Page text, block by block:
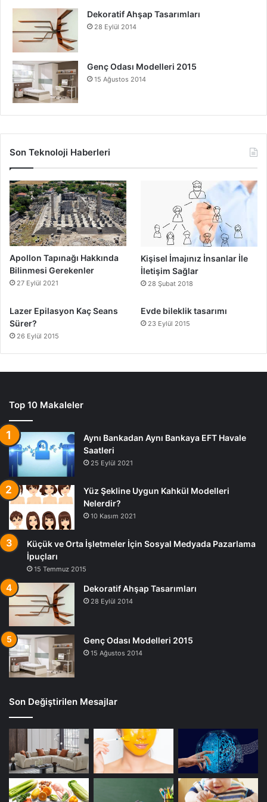
Dekoratif Ahşap Tasarımları
28 Eylül 2014
Genç Odası Modelleri 2015
15 Ağustos 2014
Son Teknoloji Haberleri
Apollon Tapınağı Hakkında
Bilinmesi Gerekenler
27 Eylül 2021
Kişisel İmajınız İnsanlar İle
İletişim Sağlar
28 Şubat 2018
Lazer Epilasyon Kaç Seans
Sürer?
26 Eylül 2015
Evde bileklik tasarımı
23 Eylül 2015
Top 10 Makaleler
Aynı Bankadan Aynı Bankaya EFT Havale
Saatleri
25 Eylül 2021
Yüz Şekline Uygun Kahkül Modelleri
Nelerdir?
10 Kasım 2021
Küçük ve Orta İşletmeler İçin Sosyal Medyada Pazarlama
İpuçları
15 Temmuz 2015
Dekoratif Ahşap Tasarımları
28 Eylül 2014
Genç Odası Modelleri 2015
15 Ağustos 2014
Son Değiştirilen Mesajlar